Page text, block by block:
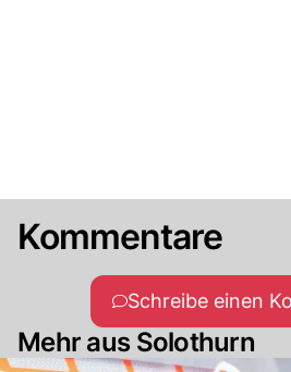
Kommentare
Schreibe einen
Mehr aus Solothurn